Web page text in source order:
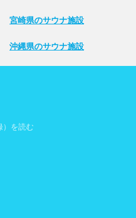
宮崎県のサウナ施設
沖縄県のサウナ施設
）を読む